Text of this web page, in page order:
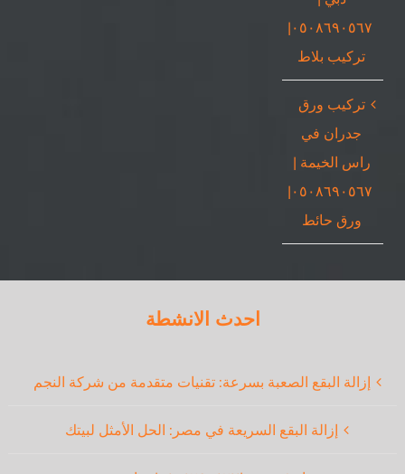
٠٥٠٨٦٩٠٥٦٧|
تركيب بلاط
تركيب ورق
جدران في
راس الخيمة |
٠٥٠٨٦٩٠٥٦٧|
ورق حائط
احدث الانشطة
إزالة البقع الصعبة بسرعة: تقنيات متقدمة من شركة النجم
إزالة البقع السريعة في مصر: الحل الأمثل لبيتك